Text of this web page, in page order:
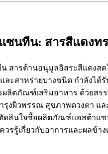
ซนทีน: สารสีแดงท
สารต้านอนุมูลอิสระสีแดงส
ละสาหร่ายบางชนิด กำลังได้
ผลิตภัณฑ์เสริมอาหาร ด้วยส
รุงผิวพรรณ สุขภาพดวงตา แล
สินใจซื้อผลิตภัณฑ์แอสต้าแซ
วรรู้เกี่ยวกับอาการและผลข้าง